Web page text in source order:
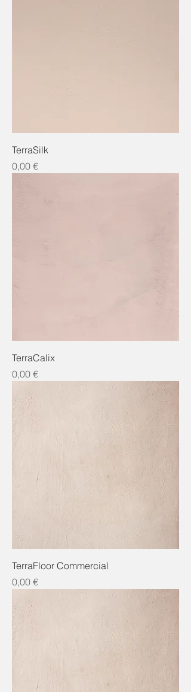
TerraSilk
Preis
0,00 €
TerraCalix
Preis
0,00 €
TerraFloor Commercial
Preis
0,00 €